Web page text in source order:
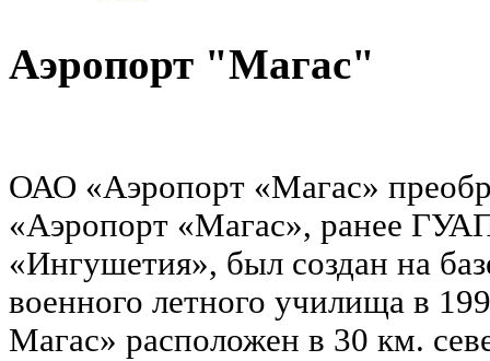
Аэропорт "Магас"
ОАО «Аэропорт «Магас»
«Аэропорт «Магас», ранее
«Ингушетия», был создан на
военного летного училища в
Магас» расположен в 30 км.